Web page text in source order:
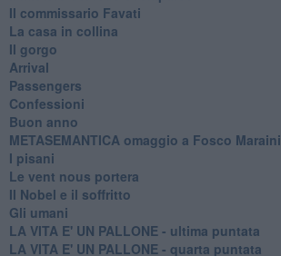
Il commissario Favati
La casa in collina
Il gorgo
Arrival
Passengers
Confessioni
Buon anno
METASEMANTICA omaggio a Fosco Maraini
I pisani
Le vent nous portera
Il Nobel e il soffritto
Gli umani
LA VITA E' UN PALLONE - ultima puntata
LA VITA E' UN PALLONE - quarta puntata